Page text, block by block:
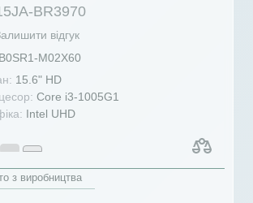
BR3970
відгук
M02X60
15.6" HD
Core i3-1005G1
Intel UHD
з виробництва